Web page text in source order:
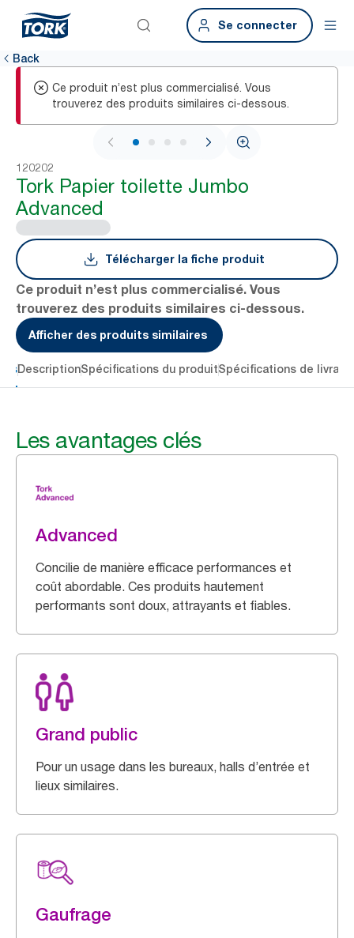
Se connecter
Back
Ce produit n’est plus commercialisé. Vous
trouverez des produits similaires ci-dessous.
1 / 4
120202
Tork Papier toilette Jumbo
Advanced
Télécharger la fiche produit
Ce produit n’est plus commercialisé. Vous
trouverez des produits similaires ci-dessous.
Afficher des produits similaires
DescriptionSpécifications du produitSpécifications de
Les avantages clés
Advanced
Concilie de manière efficace performances et
coût abordable. Ces produits hautement
performants sont doux, attrayants et fiables.
Grand public
Pour un usage dans les bureaux, halls d’entrée et
lieux similaires.
Gaufrage